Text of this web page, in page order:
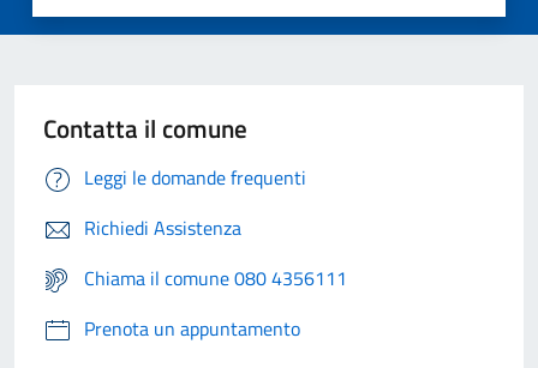
Contatta il comune
Leggi le domande frequenti
Richiedi Assistenza
Chiama il comune 080 4356111
Prenota un appuntamento